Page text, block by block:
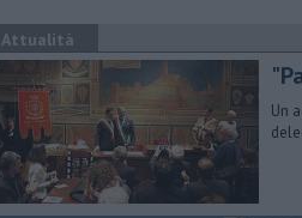
Attualità
Un